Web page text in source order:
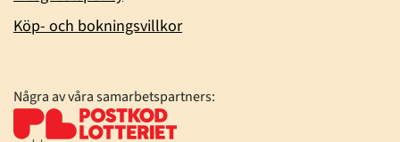
Köp- och bokningsvillkor
Några av våra samarbetspartners: